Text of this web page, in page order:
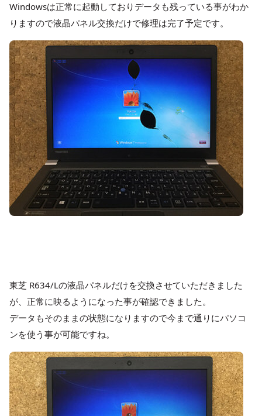
Windowsは正常に起動しておりデータも残っている事がわか
りますので液晶パネル交換だけで修理は完了予定です。
東芝 R634/Lの液晶パネルだけを交換させていただきました
が、正常に映るようになった事が確認できました。
データもそのままの状態になりますので今まで通りにパソコ
ンを使う事が可能ですね。